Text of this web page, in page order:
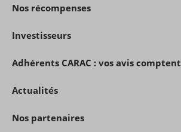
Nos récompenses
Investisseurs
Adhérents CARAC : vos avis comptent
Actualités
Nos partenaires